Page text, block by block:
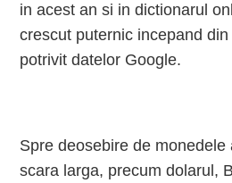
in acest an si in dictionarul
crescut puternic incepand
potrivit datelor Google.
Spre deosebire de
scara larga, precum dolarul,